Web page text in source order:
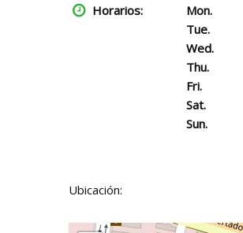
Horarios: Mon.
Tue.
Wed.
Thu.
Fri.
Sat.
Sun.
Ubicación: